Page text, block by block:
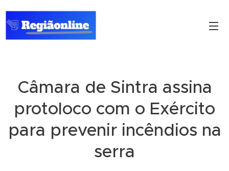
Câmara de Sintra assina
protoloco com o Exército
para prevenir incêndios na
serra